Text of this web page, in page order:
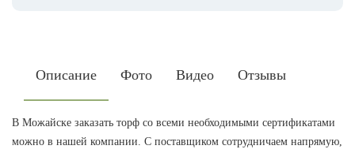
Описание Фото Видео Отзывы
В Можайске заказать торф со всеми необходимыми сертификатами
можно в нашей компании. С поставщиком сотрудничаем напрямую,